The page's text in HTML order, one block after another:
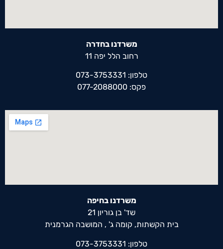
משרדנו בחדרה
רחוב הלל יפה 11
טלפון: 073-3753331
פקס: 077-2088000
משרדנו בחיפה
שד' בן גוריון 21
בית הקשתות, קומה ג' , המושבה הגרמנית
טלפון: 073-3753331